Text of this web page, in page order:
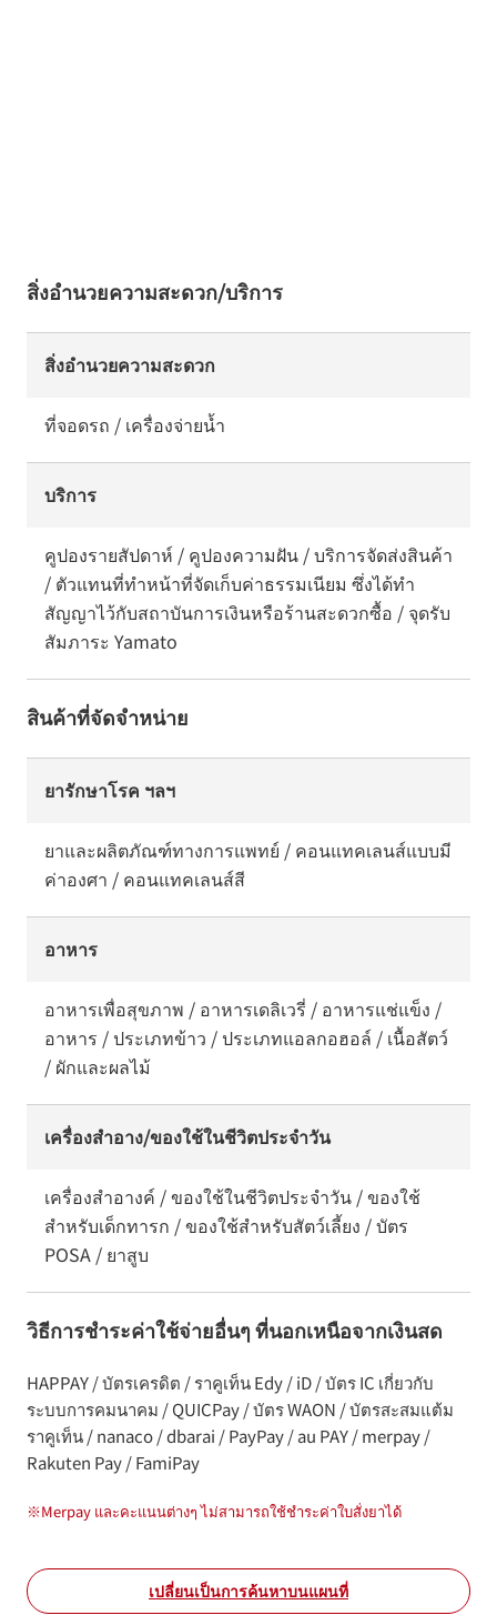
สิ่งอำนวยความสะดวก/บริการ
สิ่งอำนวยความสะดวก
ที่จอดรถ / เครื่องจ่ายน้ำ
บริการ
คูปองรายสัปดาห์ / คูปองความฝัน / บริการจัดส่งสินค้า
/ ตัวแทนที่ทำหน้าที่จัดเก็บค่าธรรมเนียม ซึ่งได้ทำ
สัญญาไว้กับสถาบันการเงินหรือร้านสะดวกซื้อ / จุดรับ
สัมภาระ Yamato
สินค้าที่จัดจำหน่าย
ยารักษาโรค ฯลฯ
ยาและผลิตภัณฑ์ทางการแพทย์ / คอนแทคเลนส์แบบมี
ค่าองศา / คอนแทคเลนส์สี
อาหาร
อาหารเพื่อสุขภาพ / อาหารเดลิเวรี่ / อาหารแช่แข็ง /
อาหาร / ประเภทข้าว / ประเภทแอลกอฮอล์ / เนื้อสัตว์
/ ผักและผลไม้
เครื่องสำอาง/ของใช้ในชีวิตประจำวัน
เครื่องสำอางค์ / ของใช้ในชีวิตประจำวัน / ของใช้
สำหรับเด็กทารก / ของใช้สำหรับสัตว์เลี้ยง / บัตร
POSA / ยาสูบ
วิธีการชำระค่าใช้จ่ายอื่นๆ ที่นอกเหนือจากเงินสด
HAPPAY / บัตรเครดิต / ราคูเท็น Edy / iD / บัตร IC เกี่ยวกับ
ระบบการคมนาคม / QUICPay / บัตร WAON / บัตรสะสมแต้ม
ราคูเท็น / nanaco / dbarai / PayPay / au PAY / merpay /
Rakuten Pay / FamiPay
※Merpay และคะแนนต่างๆ ไม่สามารถใช้ชำระค่าใบสั่งยาได้
เปลี่ยนเป็นการค้นหาบนแผนที่